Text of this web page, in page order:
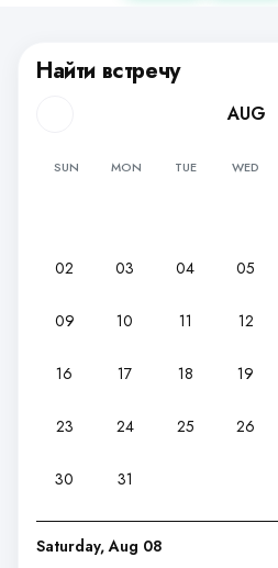
Найти встречу
AUG
SUN MON TUE WED
02 03 04 05
09 10 11 12
16 17 18 19
23 24 25 26
30 31
Saturday, Aug 08